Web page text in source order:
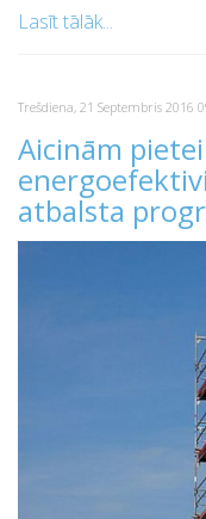
WhatsApp
Lasīt tālāk...
Trešdiena, 21 Septembris 2016
Aicinām
atbalsta